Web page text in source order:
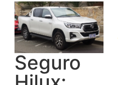
Seguro